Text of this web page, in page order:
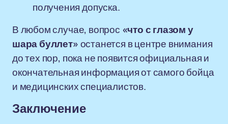
получения допуска.
В любом случае, вопрос «что с глазом у
шара буллет»останется в центре внимания
до тех пор, пока не появится официальная и
окончательная информация от самого бойца
и медицинских специалистов.
Заключение